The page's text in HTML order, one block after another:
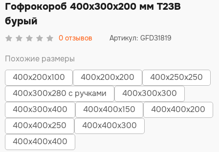
Гофрокороб 400х300х200 мм Т23В
бурый
0 отзывов Артикул: GFD31819
Похожие размеры
400х200х100
400х200х200
400х250х250
400х300х280 с ручками
400х300х300
400х300х400
400х400х150
400х400х200
400х400х250
400х400х300
400х400х400